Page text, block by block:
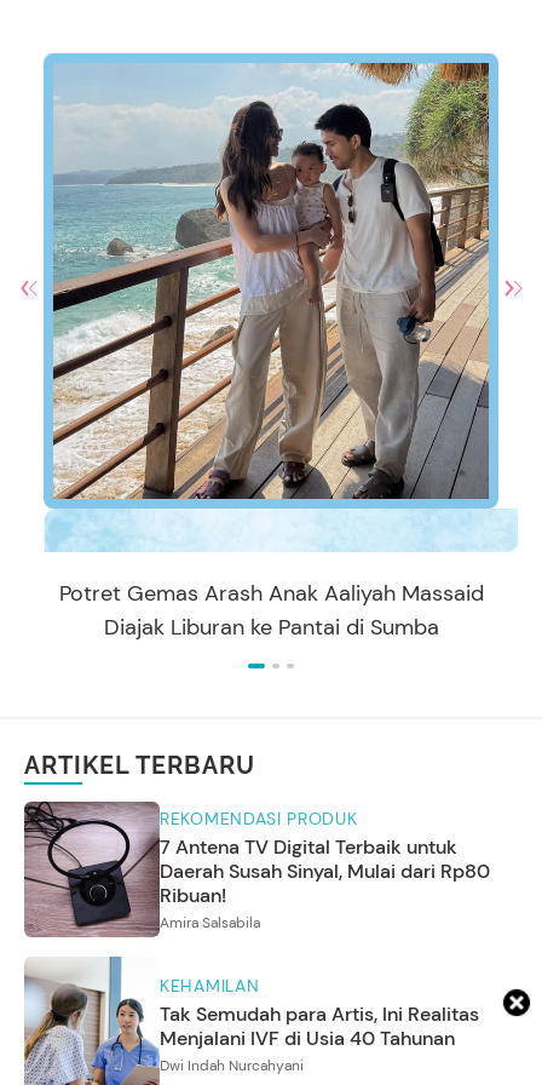
Potret Gemas Arash Anak Aaliyah Massaid
Diajak Liburan ke Pantai di Sumba
ARTIKEL TERBARU
REKOMENDASI PRODUK
7 Antena TV Digital Terbaik untuk
Daerah Susah Sinyal, Mulai dari Rp80
Ribuan!
Amira Salsabila
KEHAMILAN
Tak Semudah para Artis, Ini Realitas
Menjalani IVF di Usia 40 Tahunan
Dwi Indah Nurcahyani